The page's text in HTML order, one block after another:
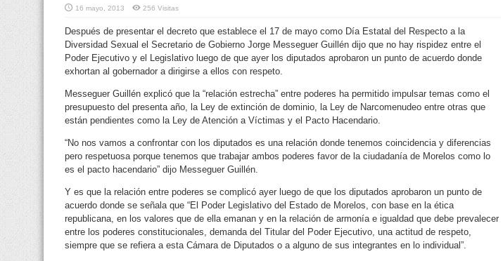
16 mayo, 2013 256 Visitas
Después de presentar el decreto que establece el 17 de mayo como Día Estatal del Respecto a la
Diversidad Sexual el Secretario de Gobierno Jorge Messeguer Guillén dijo que no hay rispidez entre el
Poder Ejecutivo y el Legislativo luego de que ayer los diputados aprobaron un punto de acuerdo donde
exhortan al gobernador a dirigirse a ellos con respeto.
Messeguer Guillén explicó que la “relación estrecha” entre poderes ha permitido impulsar temas como el
presupuesto del presenta año, la Ley de extinción de dominio, la Ley de Narcomenudeo entre otras que
están pendientes como la Ley de Atención a Víctimas y el Pacto Hacendario.
“No nos vamos a confrontar con los diputados es una relación donde tenemos coincidencia y diferencias
pero respetuosa porque tenemos que trabajar ambos poderes favor de la ciudadanía de Morelos como lo
es el pacto hacendario” dijo Messeguer Guillén.
Y es que la relación entre poderes se complicó ayer luego de que los diputados aprobaron un punto de
acuerdo donde se señala que “El Poder Legislativo del Estado de Morelos, con base en la ética
republicana, en los valores que de ella emanan y en la relación de armonía e igualdad que debe prevalecer
entre los poderes constitucionales, demanda del Titular del Poder Ejecutivo, una actitud de respeto,
siempre que se refiera a esta Cámara de Diputados o a alguno de sus integrantes en lo individual”.